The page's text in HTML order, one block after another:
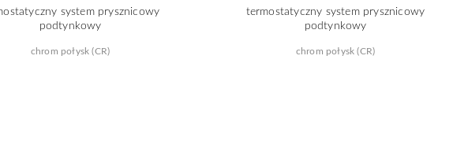
system prysznicowy
podtynkowy
chrom połysk (CR)
termostatyczny system prysznicowy
podtynkowy
chrom połysk (CR)